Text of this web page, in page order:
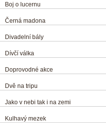
Boj o lucernu
Černá madona
Divadelní bály
Dívčí válka
Doprovodné akce
Dvě na tripu
Jako v nebi tak i na zemi
Kulhavý mezek